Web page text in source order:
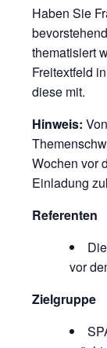
Haben Sie
thematisiert
Freitextfeld
diese mit.
Hinweis:
Wochen vor
Einladung
Referenten
vor
Zielgruppe